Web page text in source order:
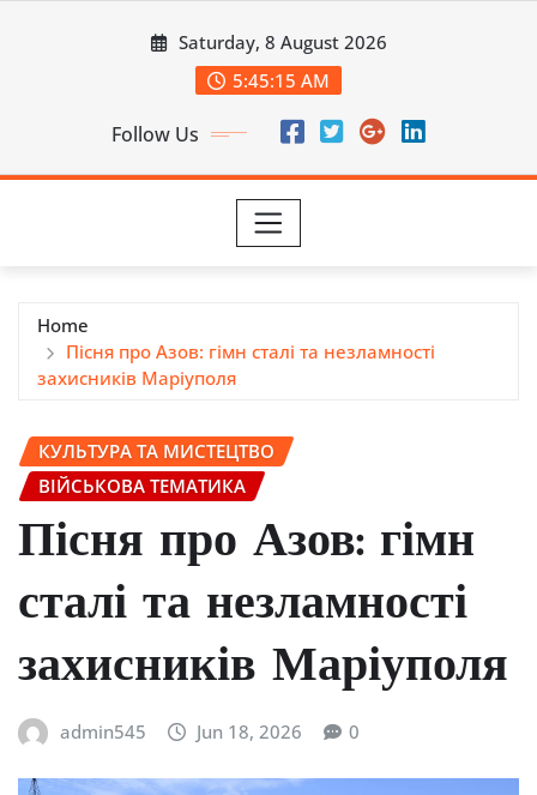
Saturday, 8 August 2026
5:45:17 AM
Follow Us
Home
Пісня про Азов: гімн сталі та незламності
захисників Маріуполя
КУЛЬТУРА ТА МИСТЕЦТВО
ВІЙСЬКОВА ТЕМАТИКА
Пісня про Азов: гімн
сталі та незламності
захисників Маріуполя
admin545 Jun 18, 2026 0